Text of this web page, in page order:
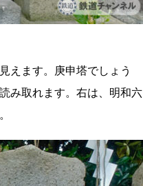
えます。庚申塔でしょう
み取れます。右は、明和六